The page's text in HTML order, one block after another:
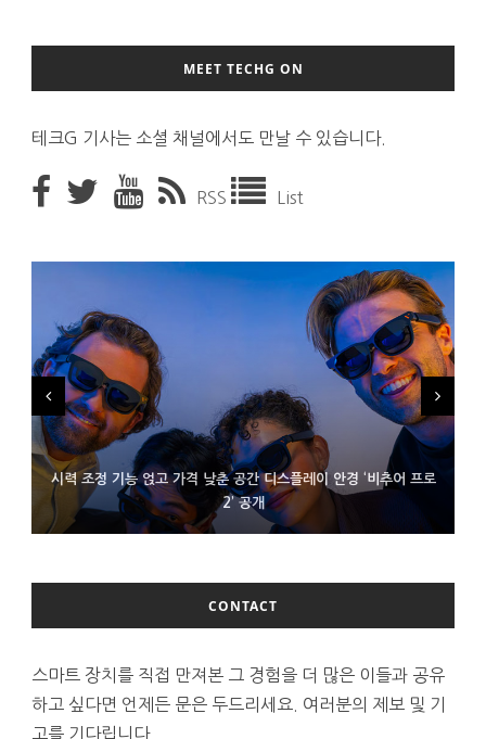
MEET TECHG ON
테크G 기사는 소셜 채널에서도 만날 수 있습니다.
RSS List
시력 조정 기능 얹고 가격 낮춘 공간 디스플레이 안경 ‘비추어 프로
2’ 공개
D램 부족에 10억달러어치 아이폰18 프로세서 패키징 대기 중
300~400달러 반지형 스피커 준비하는 오픈AI
CONTACT
스마트 장치를 직접 만져본 그 경험을 더 많은 이들과 공유
하고 싶다면 언제든 문은 두드리세요. 여러분의 제보 및 기
고를 기다립니다.